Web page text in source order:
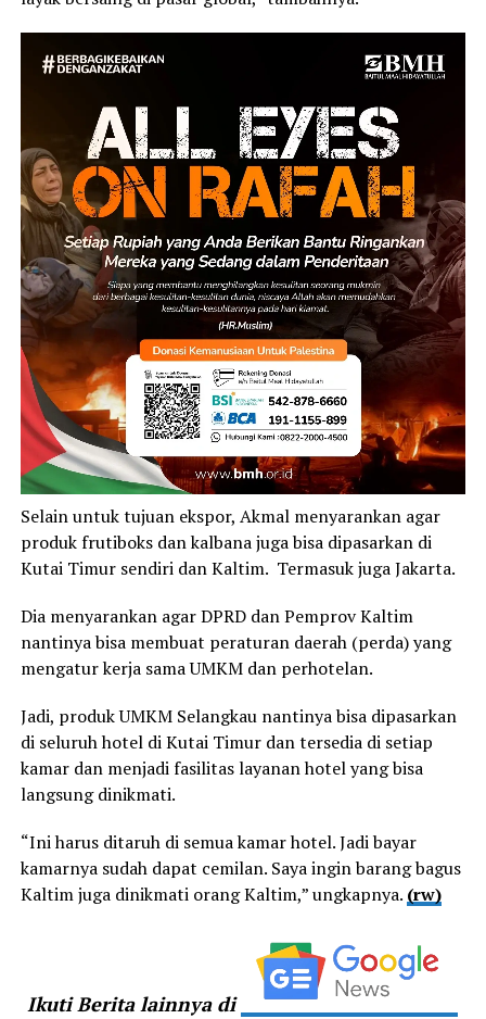
Selain untuk tujuan ekspor, Akmal menyarankan agar
produk frutiboks dan kalbana juga bisa dipasarkan di
Kutai Timur sendiri dan Kaltim. Termasuk juga Jakarta.
Dia menyarankan agar DPRD dan Pemprov Kaltim
nantinya bisa membuat peraturan daerah (perda) yang
mengatur kerja sama UMKM dan perhotelan.
Jadi, produk UMKM Selangkau nantinya bisa dipasarkan
di seluruh hotel di Kutai Timur dan tersedia di setiap
kamar dan menjadi fasilitas layanan hotel yang bisa
langsung dinikmati.
“Ini harus ditaruh di semua kamar hotel. Jadi bayar
kamarnya sudah dapat cemilan. Saya ingin barang bagus
Kaltim juga dinikmati orang Kaltim,” ungkapnya. (rw)
Ikuti Berita lainnya di